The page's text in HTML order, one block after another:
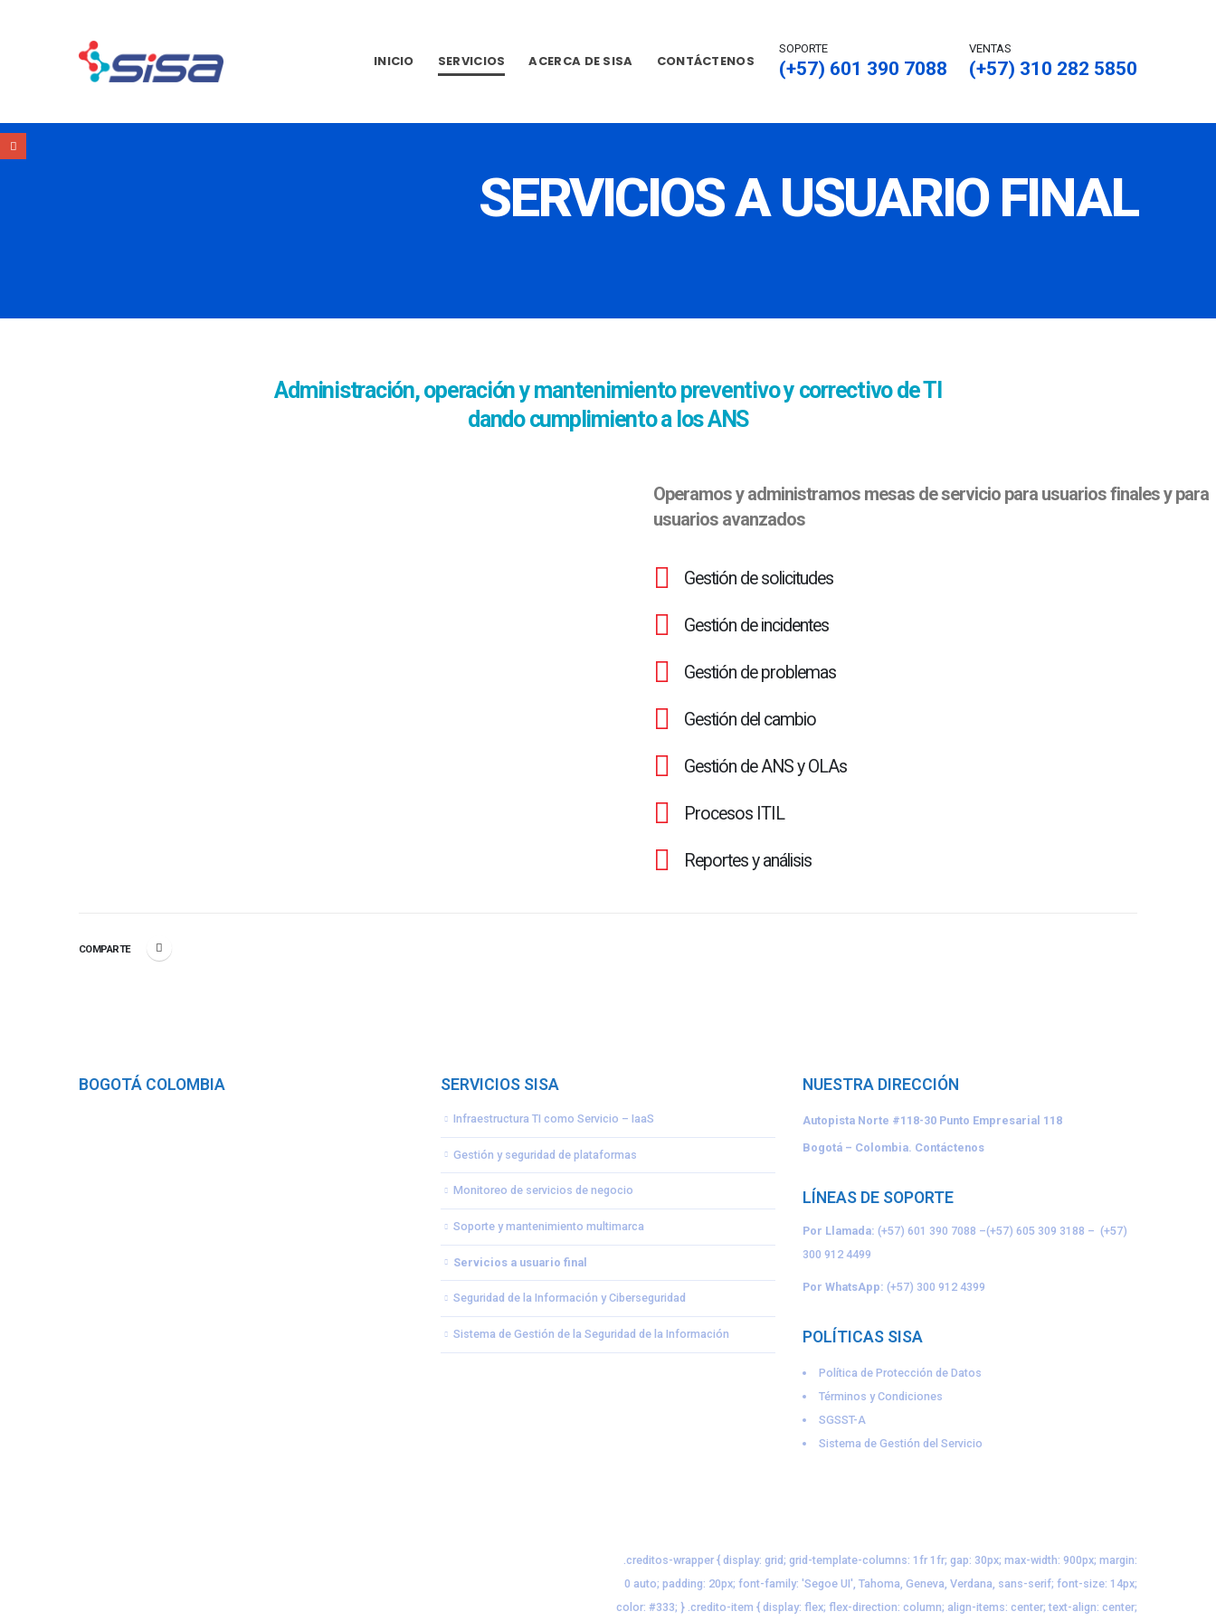
INICIO SERVICIOS ACERCA DE SISA CONTÁCTENOS
SOPORTE
(+57) 601 390 7088
VENTAS
(+57) 310 282 5850
SERVICIOS A USUARIO FINAL
Administración, operación y mantenimiento preventivo y correctivo de TI
dando cumplimiento a los ANS
Operamos y administramos mesas de servicio para usuarios finales y para
usuarios avanzados
Gestión de solicitudes
Gestión de incidentes
Gestión de problemas
Gestión del cambio
Gestión de ANS y OLAs
Procesos ITIL
Reportes y análisis
COMPARTE
BOGOTÁ COLOMBIA SERVICIOS SISA
Infraestructura TI como Servicio – IaaS
Gestión y seguridad de plataformas
Monitoreo de servicios de negocio
Soporte y mantenimiento multimarca
Servicios a usuario final
Seguridad de la Información y Ciberseguridad
Sistema de Gestión de la Seguridad de la Información
NUESTRA DIRECCIÓN
Autopista Norte #118-30 Punto Empresarial 118
Bogotá – Colombia. Contáctenos
LÍNEAS DE SOPORTE
Por Llamada: (+57) 601 390 7088 –(+57) 605 309 3188 – (+57)
300 912 4499
Por WhatsApp: (+57) 300 912 4399
POLÍTICAS SISA
Política de Protección de Datos
Términos y Condiciones
SGSST-A
Sistema de Gestión del Servicio
.creditos-wrapper { display: grid; grid-template-columns: 1fr 1fr; gap: 30px; max-width: 900px; margin:
0 auto; padding: 20px; font-family: 'Segoe UI', Tahoma, Geneva, Verdana, sans-serif; font-size: 14px;
color: #333; } .credito-item { display: flex; flex-direction: column; align-items: center; text-align: center;